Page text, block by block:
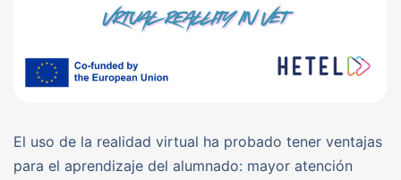
El uso de la realidad virtual ha probado tener ventajas
para el aprendizaje del alumnado: mayor atención